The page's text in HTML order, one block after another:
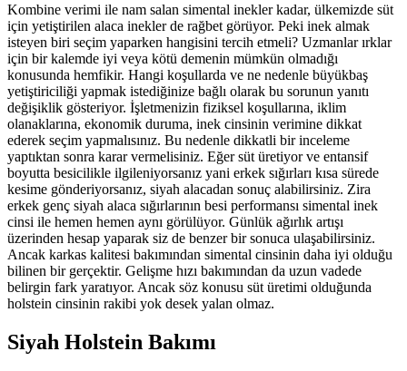
Kombine verimi ile nam salan simental inekler kadar, ülkemizde süt
için yetiştirilen alaca inekler de rağbet görüyor. Peki inek almak
isteyen biri seçim yaparken hangisini tercih etmeli? Uzmanlar ırklar
için bir kalemde iyi veya kötü demenin mümkün olmadığı
konusunda hemfikir. Hangi koşullarda ve ne nedenle büyükbaş
yetiştiriciliği yapmak istediğinize bağlı olarak bu sorunun yanıtı
değişiklik gösteriyor. İşletmenizin fiziksel koşullarına, iklim
olanaklarına, ekonomik duruma, inek cinsinin verimine dikkat
ederek seçim yapmalısınız. Bu nedenle dikkatli bir inceleme
yaptıktan sonra karar vermelisiniz. Eğer süt üretiyor ve entansif
boyutta besicilikle ilgileniyorsanız yani erkek sığırları kısa sürede
kesime gönderiyorsanız, siyah alacadan sonuç alabilirsiniz. Zira
erkek genç siyah alaca sığırlarının besi performansı simental inek
cinsi ile hemen hemen aynı görülüyor. Günlük ağırlık artışı
üzerinden hesap yaparak siz de benzer bir sonuca ulaşabilirsiniz.
Ancak karkas kalitesi bakımından simental cinsinin daha iyi olduğu
bilinen bir gerçektir. Gelişme hızı bakımından da uzun vadede
belirgin fark yaratıyor. Ancak söz konusu süt üretimi olduğunda
holstein cinsinin rakibi yok desek yalan olmaz.
Siyah Holstein Bakımı